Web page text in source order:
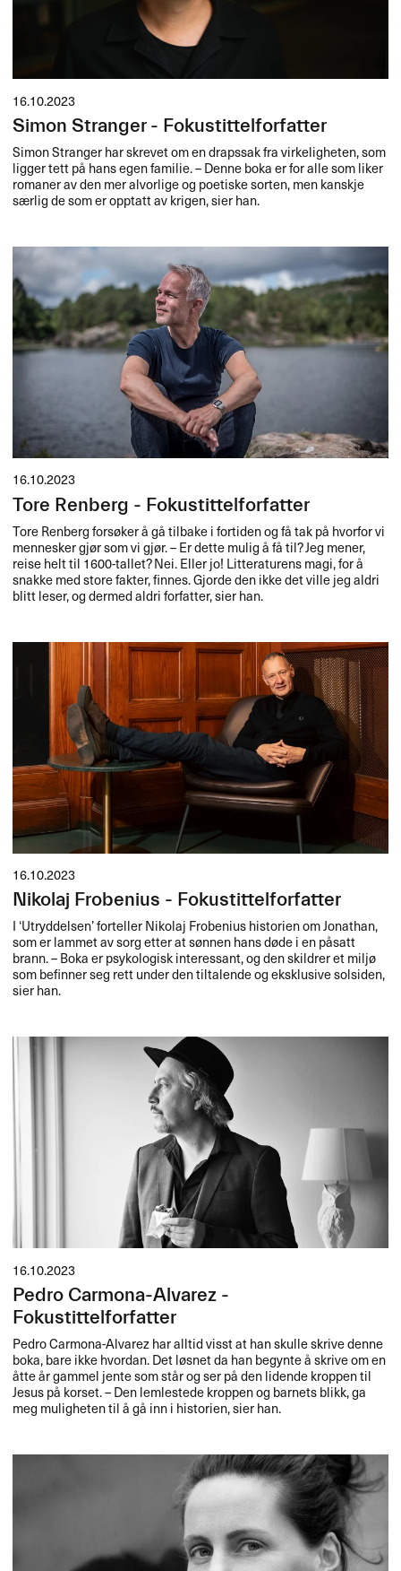
16.10.2023
Simon Stranger - Fokustittelforfatter
Simon Stranger har skrevet om en drapssak fra virkeligheten, som
ligger tett på hans egen familie. – Denne boka er for alle som liker
romaner av den mer alvorlige og poetiske sorten, men kanskje
særlig de som er opptatt av krigen, sier han.
16.10.2023
Tore Renberg - Fokustittelforfatter
Tore Renberg forsøker å gå tilbake i fortiden og få tak på hvorfor vi
mennesker gjør som vi gjør. – Er dette mulig å få til? Jeg mener,
reise helt til 1600-tallet? Nei. Eller jo! Litteraturens magi, for å
snakke med store fakter, finnes. Gjorde den ikke det ville jeg aldri
blitt leser, og dermed aldri forfatter, sier han.
16.10.2023
Nikolaj Frobenius - Fokustittelforfatter
I ‘Utryddelsen’ forteller Nikolaj Frobenius historien om Jonathan,
som er lammet av sorg etter at sønnen hans døde i en påsatt
brann. – Boka er psykologisk interessant, og den skildrer et miljø
som befinner seg rett under den tiltalende og eksklusive solsiden,
sier han.
16.10.2023
Pedro Carmona-Alvarez -
Fokustittelforfatter
Pedro Carmona-Alvarez har alltid visst at han skulle skrive denne
boka, bare ikke hvordan. Det løsnet da han begynte å skrive om en
åtte år gammel jente som står og ser på den lidende kroppen til
Jesus på korset. – Den lemlestede kroppen og barnets blikk, ga
meg muligheten til å gå inn i historien, sier han.